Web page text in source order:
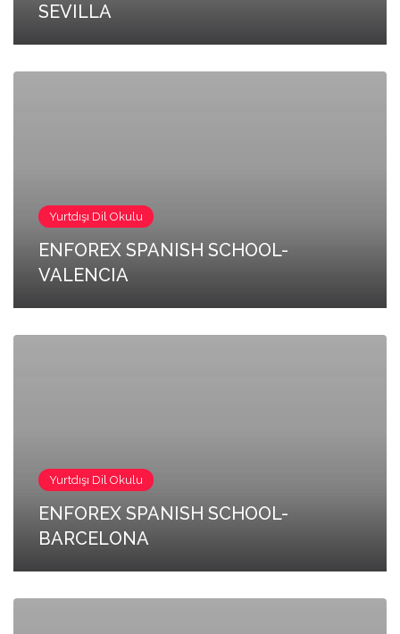
SEVILLA
Yurtdışı Dil Okulu
ENFOREX SPANISH SCHOOL-
VALENCIA
Yurtdışı Dil Okulu
ENFOREX SPANISH SCHOOL-
BARCELONA